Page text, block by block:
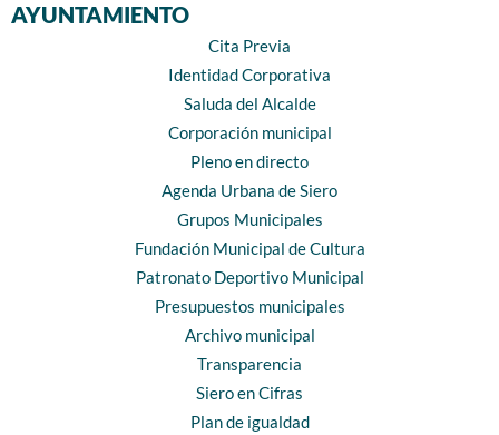
AYUNTAMIENTO
Cita Previa
Identidad Corporativa
Saluda del Alcalde
Corporación municipal
Pleno en directo
Agenda Urbana de Siero
Grupos Municipales
Fundación Municipal de Cultura
Patronato Deportivo Municipal
Presupuestos municipales
Archivo municipal
Transparencia
Siero en Cifras
Plan de igualdad